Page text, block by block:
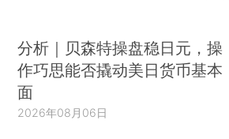
分析｜贝森特操盘稳日元，操
作巧思能否撬动美日货币基本
面
2026年08月06日